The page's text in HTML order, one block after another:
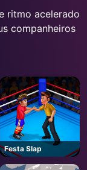
ritmo acelerado
companheiros
Festa Slap